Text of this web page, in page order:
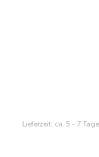
Lieferzeit: ca. 5 - 7 Tage